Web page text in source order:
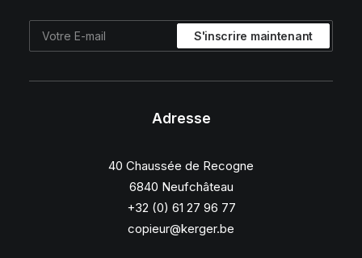
Adresse
40 Chaussée de Recogne
6840 Neufchâteau
+32 (0) 61 27 96 77
copieur@kerger.be